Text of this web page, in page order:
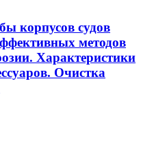
корпусов судов
методов
Характеристики
Очистка